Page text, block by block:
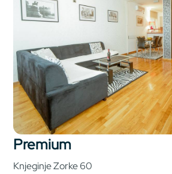
premium
Knjeginje Zorke 60